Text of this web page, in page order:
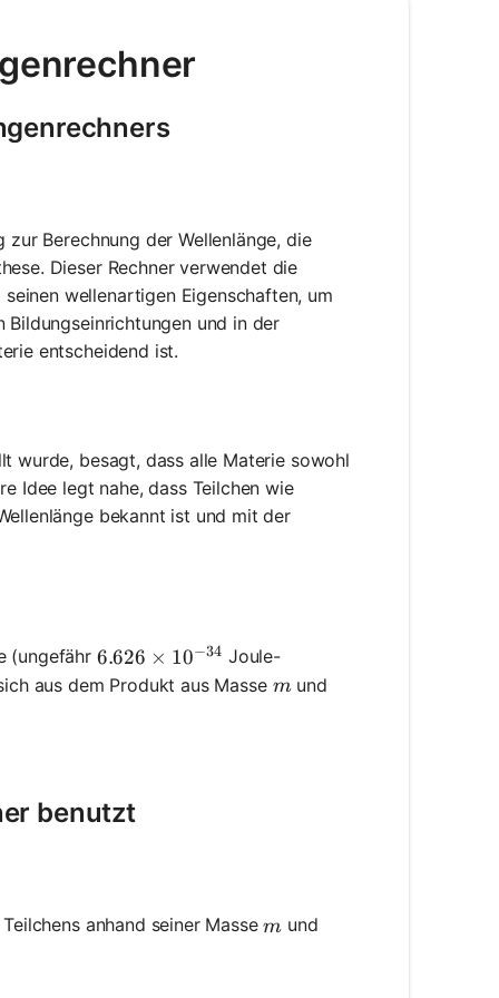
Berechnung der Wellenlänge, die
Dieser Rechner verwendet die
wellenartigen Eigenschaften, um
Bildungseinrichtungen und in der
entscheidend ist.
wurde, besagt, dass alle Materie sowohl
Idee legt nahe, dass Teilchen wie
bekannt ist und mit der
(ungefähr 6.626 \times 10^{-34}
6.626 × 10−34 Joule-
aus dem Produkt aus Masse m
mund
benutzt
anhand seiner Massem
m und